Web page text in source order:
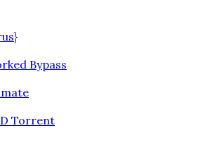
Bypass
Torrent